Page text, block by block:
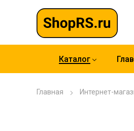
Каталог
Главная Интернет-